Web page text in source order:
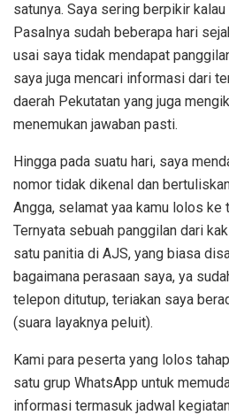
satunya. Saya sering berpikir
Pasalnya sudah beberapa hari
usai saya tidak mendapat
saya juga mencari informasi dari
daerah Pekutatan yang juga
menemukan jawaban pasti.
Hingga pada suatu hari, saya
nomor tidak dikenal dan bertuliskan
Angga, selamat yaa kamu lolos ke
Ternyata sebuah panggilan dari
satu panitia di AJS, yang biasa
bagaimana perasaan saya, ya
telepon ditutup, teriakan saya
(suara layaknya peluit).
Kami para peserta yang lolos
satu grup WhatsApp untuk
informasi termasuk jadwal